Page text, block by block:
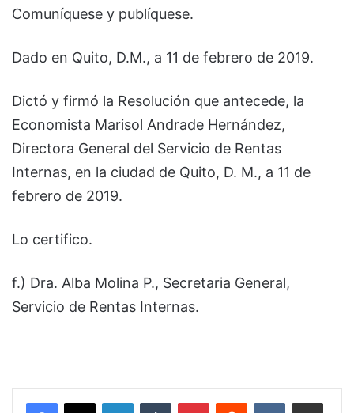
Comuníquese y publíquese.
Dado en Quito, D.M., a 11 de febrero de 2019.
Dictó y firmó la Resolución que antecede, la
Economista Marisol Andrade Hernández,
Directora General del Servicio de Rentas
Internas, en la ciudad de Quito, D. M., a 11 de
febrero de 2019.
Lo certifico.
f.) Dra. Alba Molina P., Secretaria General,
Servicio de Rentas Internas.
LinkedInTumblr PinterestReddit VKontakteCompartir por